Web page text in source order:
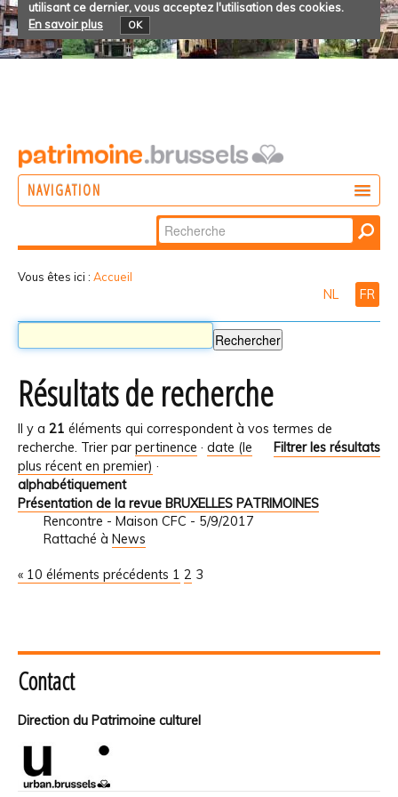
utilisant ce dernier, vous acceptez l'utilisation des cookies.
En savoir plus
OK
NAVIGATION
Chercher par
Recherche
Vous êtes ici : Accueil
NL FR
Résultats de recherche
Il y a 21 éléments qui correspondent à vos termes de
recherche.
Filtrer les résultats
Trier par pertinence · date (le
plus récent en premier) ·
alphabétiquement
Présentation de la revue BRUXELLES PATRIMOINES
Rencontre - Maison CFC - 5/9/2017
Rattaché à News
« 10 éléments précédents 1 2 3
Contact
Direction du Patrimoine culturel